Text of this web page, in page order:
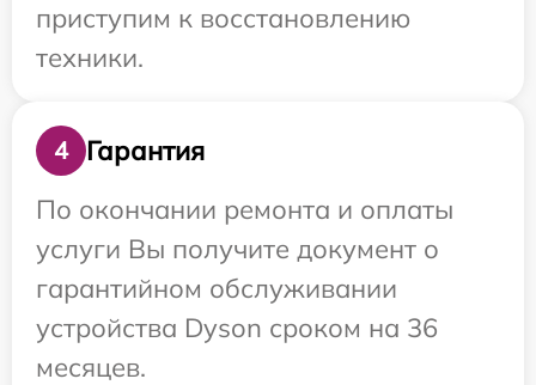
приступим к восстановлению
техники.
4
Гарантия
По окончании ремонта и оплаты
услуги Вы получите документ о
гарантийном обслуживании
устройства Dyson сроком на 36
месяцев.